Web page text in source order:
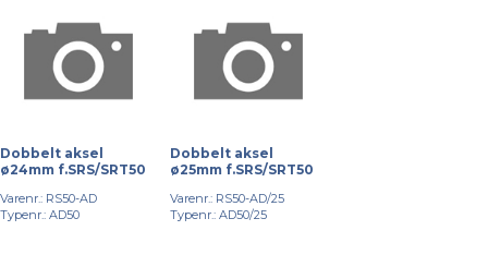
Dobbelt aksel
ø24mm f.SRS/SRT50
Varenr.: RS50-AD
Typenr.: AD50
Dobbelt aksel
ø25mm f.SRS/SRT50
Varenr.: RS50-AD/25
Typenr.: AD50/25